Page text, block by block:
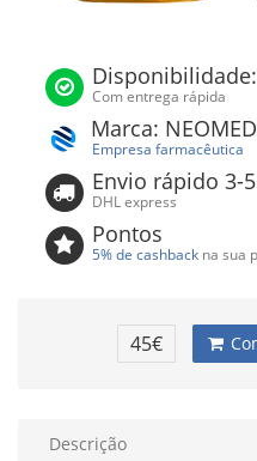
Com entrega rápida
Marca:
Empresa farmacêutica
Envio rápido 3-
DHL express
Pontos
5% de cashback na sua
45€
Descrição